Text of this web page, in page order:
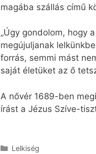
magába szállás című
„Úgy gondolom, hogy
megújuljanak
forrás, semmi mást
saját életüket az ő
A nővér 1689-ben
írást a Jézus Szíve-
Kategória
Lelkiség